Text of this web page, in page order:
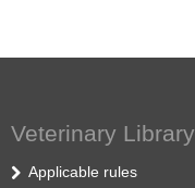
Veterinary Library
Applicable rules